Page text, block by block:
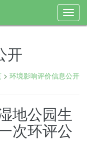
开
> 环境影响评价信息公开
地公园生
次环评公